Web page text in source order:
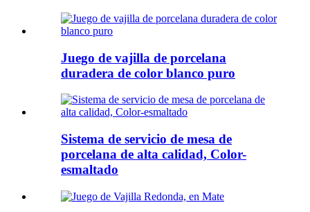
Juego de vajilla de porcelana
duradera de color blanco puro
Sistema de servicio de mesa de
porcelana de alta calidad, Color-
esmaltado